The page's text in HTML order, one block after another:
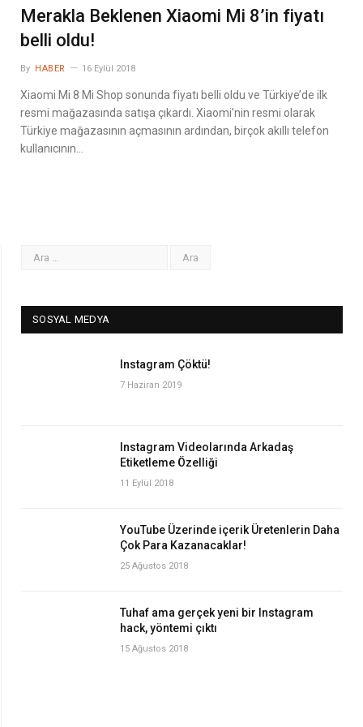
Merakla Beklenen Xiaomi Mi 8’in fiyatı
belli oldu!
By HABER 16 Eylül 2018
Xiaomi Mi 8 Mi Shop sonunda fiyatı belli oldu ve Türkiye’de ilk
resmi mağazasında satışa çıkardı. Xiaomi’nin resmi olarak
Türkiye mağazasının açmasının ardından, birçok akıllı telefon
kullanıcının…
SOSYAL MEDYA
Instagram Çöktü!
7 Haziran 2019
Instagram Videolarında Arkadaş
Etiketleme Özelliği
11 Eylül 2018
YouTube Üzerinde içerik Üretenlerin Daha
Çok Para Kazanacaklar!
25 Ağustos 2018
Tuhaf ama gerçek yeni bir Instagram
hack, yöntemi çıktı
15 Ağustos 2018